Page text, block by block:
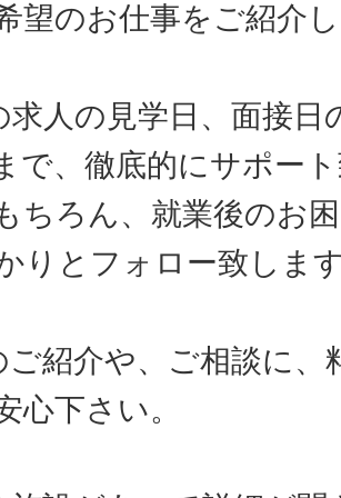
望のお仕事をご紹介
求人の見学日、面接日
で、徹底的にサポー
ちろん、就業後のお
りとフォロー致しま
ご紹介や、ご相談に
心下さい。